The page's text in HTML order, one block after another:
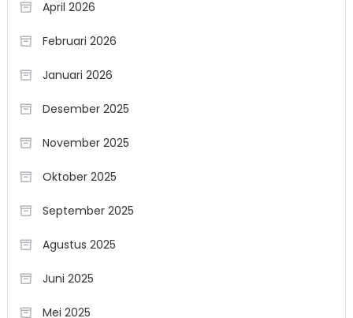
April 2026
Februari 2026
Januari 2026
Desember 2025
November 2025
Oktober 2025
September 2025
Agustus 2025
Juni 2025
Mei 2025